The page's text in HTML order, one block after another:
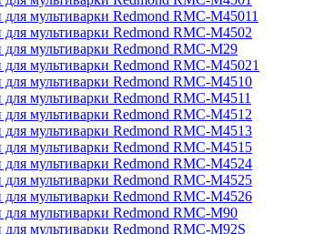
для мультиварки Redmond RMC-M45011
для мультиварки Redmond RMC-M4502
для мультиварки Redmond RMC-M29
для мультиварки Redmond RMC-M45021
для мультиварки Redmond RMC-M4510
для мультиварки Redmond RMC-M4511
для мультиварки Redmond RMC-M4512
для мультиварки Redmond RMC-M4513
для мультиварки Redmond RMC-M4515
для мультиварки Redmond RMC-M4524
для мультиварки Redmond RMC-M4525
для мультиварки Redmond RMC-M4526
для мультиварки Redmond RMC-M90
для мультиварки Redmond RMC-M92S